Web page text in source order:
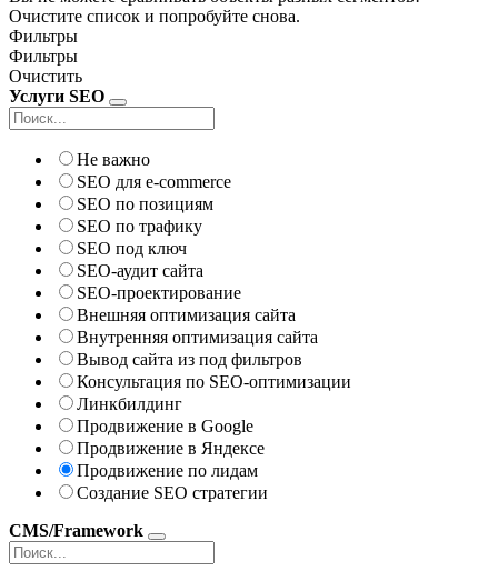
Очистите список и попробуйте снова.
Фильтры
Фильтры
Очистить
Услуги SEO
Не важно
SEO для e-commerce
SEO по позициям
SEO по трафику
SEO под ключ
SEO-аудит сайта
SEO-проектирование
Внешняя оптимизация сайта
Внутренняя оптимизация сайта
Вывод сайта из под фильтров
Консультация по SEO-оптимизации
Линкбилдинг
Продвижение в Google
Продвижение в Яндексе
Продвижение по лидам
Создание SEO стратегии
CMS/Framework